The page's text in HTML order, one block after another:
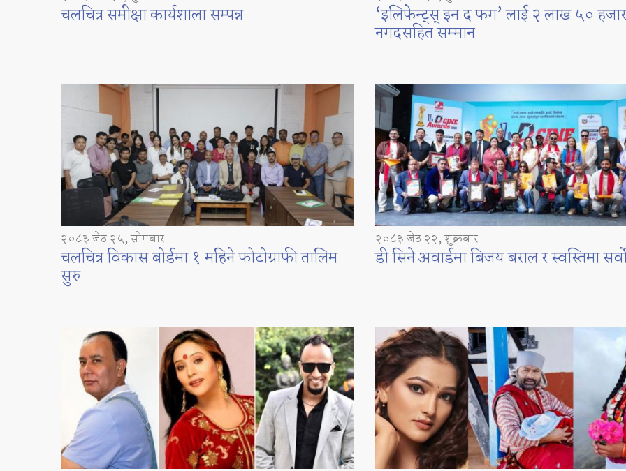
चलचित्र समीक्षा कार्यशाला सम्पन्न ‘इलिफेन्ट्स् इन द फग’ लाई २ लाख ५० हजार
नगदसहित सम्मान
२०८३ जेठ २५, सोमबार
चलचित्र विकास बोर्डमा १ महिने फोटोग्राफी तालिम
सुरु
२०८३ जेठ २२, शुक्रबार
डी सिने अवार्डमा बिजय बराल र स्वस्तिमा